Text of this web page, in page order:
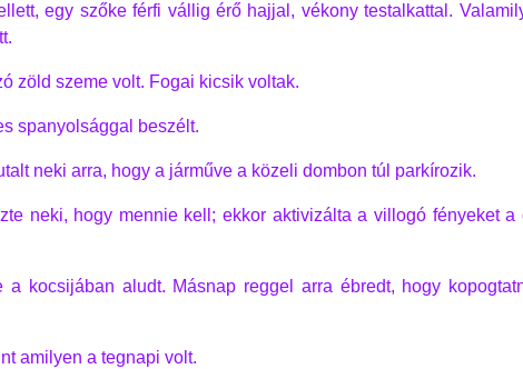
egy szőke férfi vállig érő hajjal, vékony testalkattal.
zöld szeme volt. Fogai kicsik voltak.
spanyolsággal beszélt.
neki arra, hogy a járműve a közeli dombon túl parkírozik.
neki, hogy mennie kell; ekkor aktivizálta a villogó fényeket a
kocsijában aludt. Másnap reggel arra ébredt, hogy
amilyen a tegnapi volt.